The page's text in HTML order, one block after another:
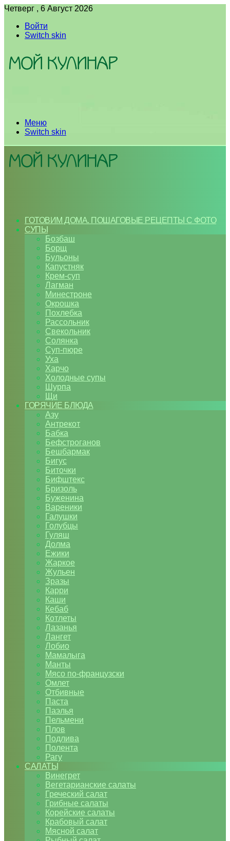
Четверг , 6 Август 2026
Войти
Switch skin
Меню
Switch skin
ГОТОВИМ ДОМА. ПОШАГОВЫЕ РЕЦЕПТЫ С ФОТО
СУПЫ
Бозбаш
Борщ
Бульоны
Капустняк
Крем-суп
Лагман
Минестроне
Окрошка
Похлебка
Рассольник
Свекольник
Солянка
Суп-пюре
Уха
Харчо
Холодные супы
Шурпа
Щи
ГОРЯЧИЕ БЛЮДА
Азу
Антрекот
Бабка
Бефстроганов
Бешбармак
Бигус
Биточки
Бифштекс
Бризоль
Буженина
Вареники
Галушки
Голубцы
Гуляш
Долма
Ежики
Жаркое
Жульен
Зразы
Карри
Каши
Кебаб
Котлеты
Лазанья
Лангет
Лобио
Мамалыга
Манты
Мясо по-французски
Омлет
Отбивные
Паста
Паэлья
Пельмени
Плов
Подлива
Полента
Рагу
САЛАТЫ
Винегрет
Вегетарианские салаты
Греческий салат
Грибные салаты
Корейские салаты
Крабовый салат
Мясной салат